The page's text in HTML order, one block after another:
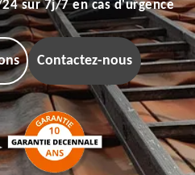
sur 7j/7 en cas d'urgence
Contactez-nous